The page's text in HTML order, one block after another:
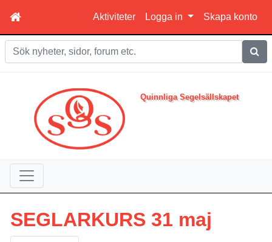
Aktiviteter Logga in Skapa konto
Sök
Quinnliga Segelsällskapet
SEGLARKURS 31 maj